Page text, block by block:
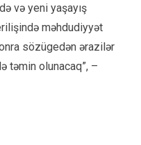
və yeni yaşayış
məhdudiyyət
sözügedən ərazilər
təmin olunacaq”, –